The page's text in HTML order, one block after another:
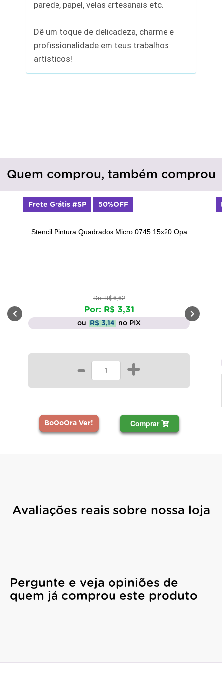
parede, papel, velas artesanais etc.
Dê um toque de delicadeza, charme e
profissionalidade em teus trabalhos
artísticos!
Quem comprou, também comprou
Stencil Pintura Quadrados Micro 0745 15x20 Opa
De: R$ 6,62
Por: R$ 3,31
ou R$ 3,14 no PIX
- +
BoOoOra Ver! Comprar
Frete Grátis #SP 50%OFF
Avaliações reais sobre nossa loja
Pergunte e veja opiniões de
quem já comprou este produto